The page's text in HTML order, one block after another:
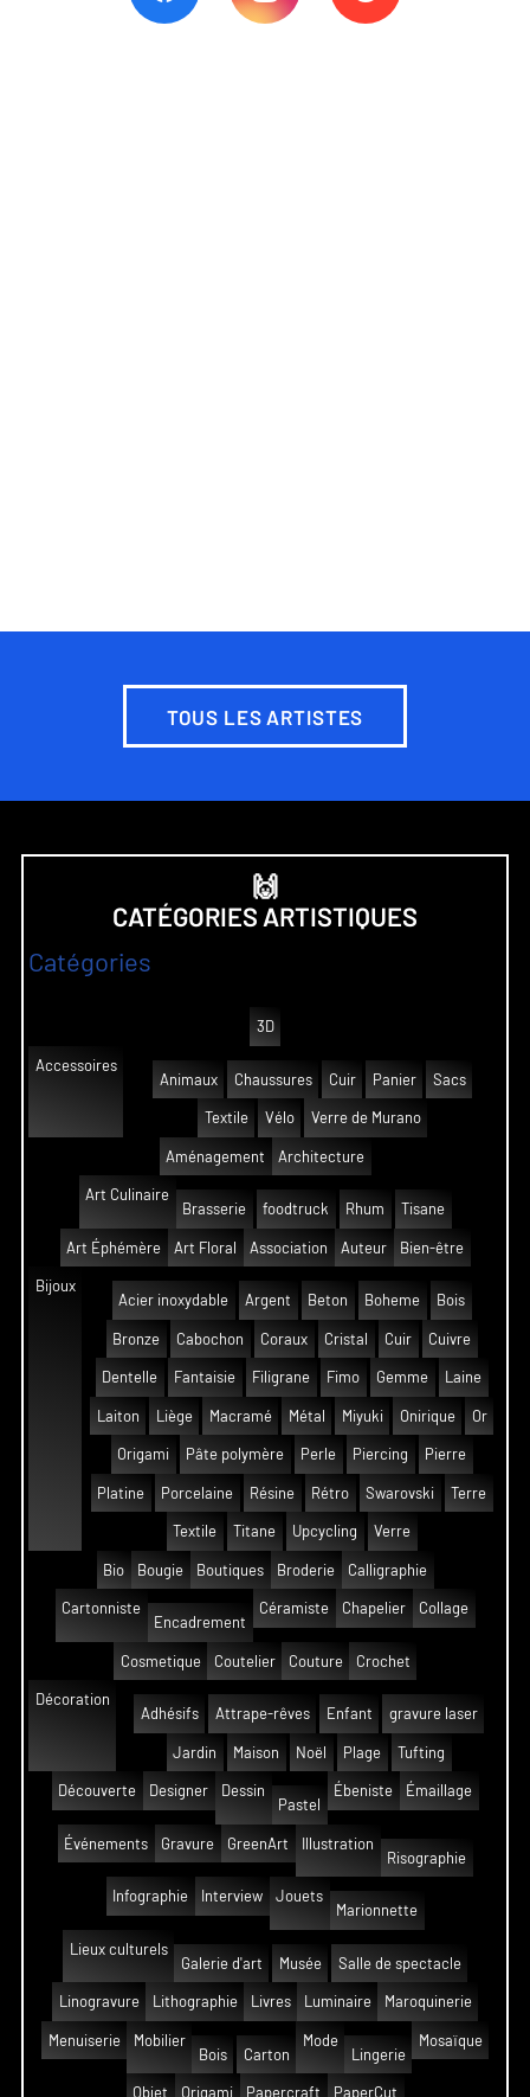
TOUS LES ARTISTES
🙌
CATÉGORIES ARTISTIQUES
Catégories
3D
Accessoires
Animaux
Chaussures Cuir Panier Sacs
Textile Vélo Verre de Murano
Aménagement Architecture
Art Culinaire
Brasserie
foodtruck Rhum Tisane
Art Éphémère Art Floral Association Auteur Bien-être
Bijoux
Acier inoxydable
Argent Beton Boheme Bois
Bronze Cabochon Coraux Cristal Cuir Cuivre
Dentelle Fantaisie Filigrane Fimo Gemme Laine
Laiton Liège Macramé Métal Miyuki Onirique Or
Origami Pâte polymère Perle Piercing Pierre
Platine Porcelaine Résine Rétro Swarovski Terre
Textile Titane Upcycling Verre
Bio Bougie Boutiques Broderie Calligraphie
Cartonniste
Encadrement
Céramiste Chapelier Collage
Cosmetique Coutelier Couture Crochet
Décoration
Adhésifs
Attrape-rêves Enfant gravure laser
Jardin Maison Noël Plage Tufting
Découverte Designer
Dessin
Pastel
Ébeniste Émaillage
Événements Gravure GreenArt
Illustration
Risographie
Infographie Interview
Jouets
Marionnette
Lieux culturels
Galerie d'art
Musée Salle de spectacle
Linogravure Lithographie Livres Luminaire Maroquinerie
Menuiserie
Mobilier
Bois
Carton
Mode
Lingerie
Mosaïque
Objet Origami Papercraft PaperCut